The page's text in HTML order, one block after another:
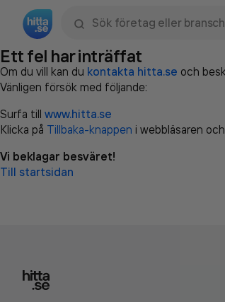
Ett fel har inträffat
Om du vill kan du kontakta hitta.se och
Vänligen försök med följande:
Surfa till www.hitta.se
Klicka på Tillbaka-knappen i webbläsaren
Vi beklagar besväret!
Till startsidan